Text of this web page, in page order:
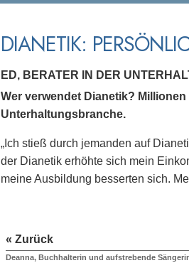
DIANETIK:
ED, BERATER IN DER
Wer verwendet Dianetik?
Unterhaltungsbranche.
„Ich stieß durch jemanden auf
der Dianetik erhöhte sich mein
meine Ausbildung besserten sich.
« Zurück
Deanna, Buchhalterin und aufstrebende